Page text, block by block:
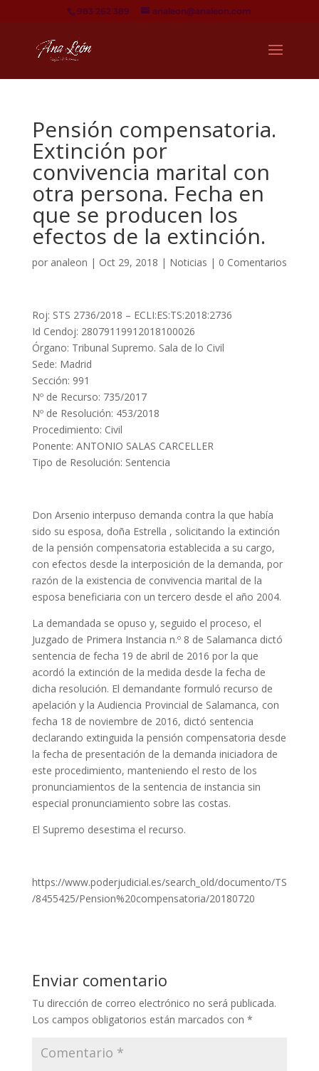
983 262 389 analeon@analeon.com
Pensión compensatoria.
Extinción por
convivencia marital con
otra persona. Fecha en
que se producen los
efectos de la extinción.
por analeon | Oct 29, 2018 | Noticias | 0 Comentarios
Roj: STS 2736/2018 – ECLI:ES:TS:2018:2736
Id Cendoj: 28079119912018100026
Órgano: Tribunal Supremo. Sala de lo Civil
Sede: Madrid
Sección: 991
Nº de Recurso: 735/2017
Nº de Resolución: 453/2018
Procedimiento: Civil
Ponente: ANTONIO SALAS CARCELLER
Tipo de Resolución: Sentencia
Don Arsenio interpuso demanda contra la que había
sido su esposa, doña Estrella , solicitando la extinción
de la pensión compensatoria establecida a su cargo,
con efectos desde la interposición de la demanda, por
razón de la existencia de convivencia marital de la
esposa beneficiaria con un tercero desde el año 2004.
La demandada se opuso y, seguido el proceso, el
Juzgado de Primera Instancia n.º 8 de Salamanca dictó
sentencia de fecha 19 de abril de 2016 por la que
acordó la extinción de la medida desde la fecha de
dicha resolución. El demandante formuló recurso de
apelación y la Audiencia Provincial de Salamanca, con
fecha 18 de noviembre de 2016, dictó sentencia
declarando extinguida la pensión compensatoria desde
la fecha de presentación de la demanda iniciadora de
este procedimiento, manteniendo el resto de los
pronunciamientos de la sentencia de instancia sin
especial pronunciamiento sobre las costas.
El Supremo desestima el recurso.
https://www.poderjudicial.es/search_old/documento/TS
/8455425/Pension%20compensatoria/20180720
Enviar comentario
Tu dirección de correo electrónico no será publicada.
Los campos obligatorios están marcados con *